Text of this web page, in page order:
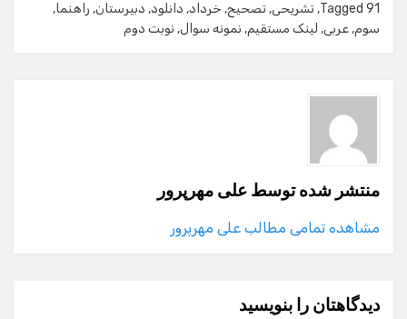
Tagged 91
, تشریحی, تصحیح, خرداد, دانلود, دبیرستان, راهنما,
سوم, عربی, لینک مستقیم, نمونه سوال, نوبت دوم
منتشر شده توسطعلی مهرپرور
مشاهده تمامی مطالب علی مهرپرور
دیدگاهتان را بنویسید